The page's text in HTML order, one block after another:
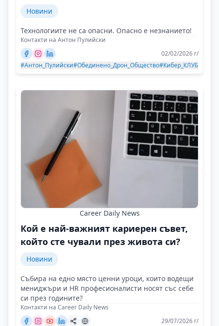
Новини
Технологиите не са опасни. Опасно е незнанието!
Контакти на Антон Пулийски
02/02/2026 г/
#Антон_Пулийски#Обединено_Дрон_Общество#Кибер_КЛУБ
Career Daily News
Кой е най-важният кариерен съвет,
който сте чували през живота си?
Новини
Събира на едно място ценни уроци, които водещи
мениджъри и HR професионалисти носят със себе
си през годините?
Контакти на Career Daily News
29/07/2026 г/